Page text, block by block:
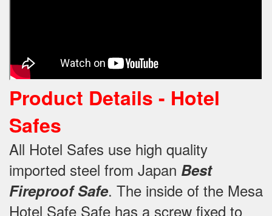
Product Details - Hotel
Safes
All Hotel Safes use high quality
imported steel from Japan Best
Fireproof Safe. The inside of the Mesa
Hotel Safe Safe has a screw fixed to